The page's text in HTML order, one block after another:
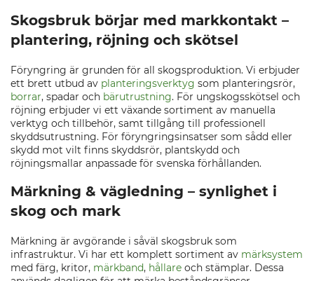
Skogsbruk börjar med markkontakt –
plantering, röjning och skötsel
Föryngring är grunden för all skogsproduktion. Vi erbjuder
ett brett utbud av planteringsverktyg som planteringsrör,
borrar, spadar och bärutrustning. För ungskogsskötsel och
röjning erbjuder vi ett växande sortiment av manuella
verktyg och tillbehör, samt tillgång till professionell
skyddsutrustning. För föryngringsinsatser som sådd eller
skydd mot vilt finns skyddsrör, plantskydd och
röjningsmallar anpassade för svenska förhållanden.
Märkning & vägledning – synlighet i
skog och mark
Märkning är avgörande i såväl skogsbruk som
infrastruktur. Vi har ett komplett sortiment av märksystem
med färg, kritor, märkband, hållare och stämplar. Dessa